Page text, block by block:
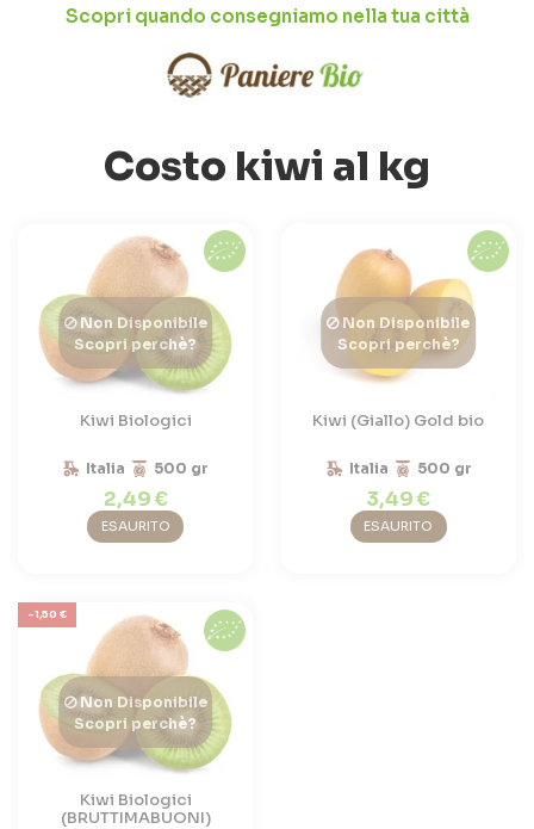
Scopri quando consegniamo nella tua città
Costo kiwi al kg
Non Disponibile
Scopri perchè?
Kiwi Biologici
Italia 500 gr
2,49 €
ESAURITO
Non Disponibile
Scopri perchè?
Kiwi (Giallo) Gold bio
Italia 500 gr
3,49 €
ESAURITO
-1,50 €
Non Disponibile
Scopri perchè?
Kiwi Biologici
(BRUTTIMABUONI)